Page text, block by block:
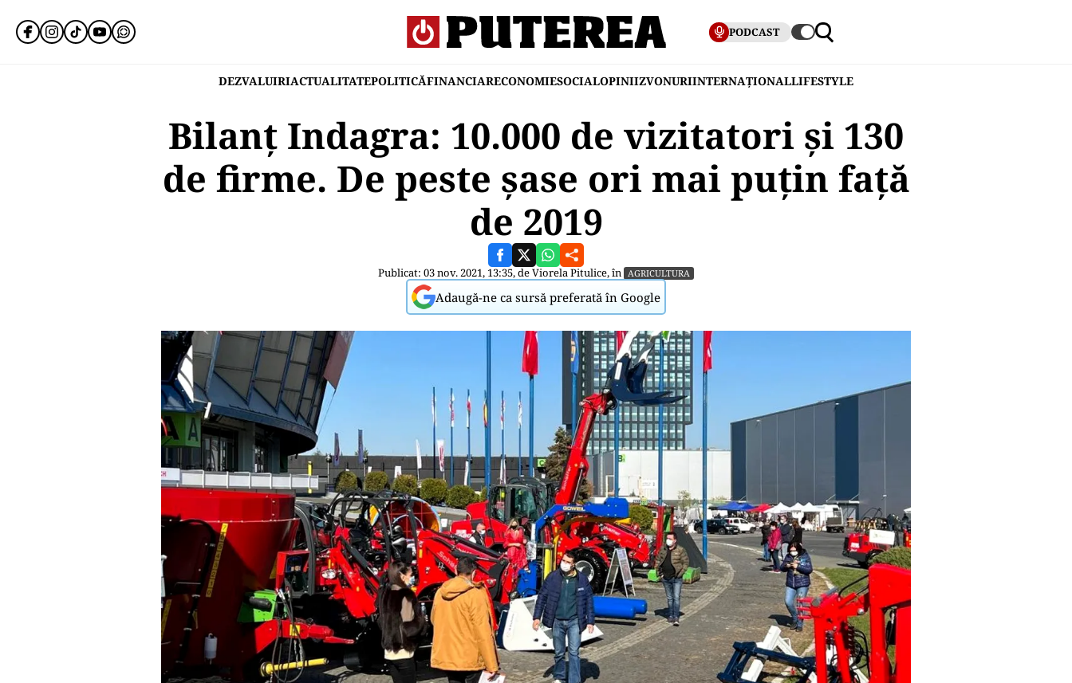
PODCAST
DEZVALUIRIACTUALITATEPOLITICĂFINANCIARECONOMIESOCIALOPINIIZVONURIINTERNAȚIONALLIFESTYLE
Bilanț Indagra: 10.000 de vizitatori și 130
de firme. De peste șase ori mai puțin față
de 2019
Publicat: 03 nov. 2021, 13:35, deViorela Pitulice, în AGRICULTURA
Adaugă-ne ca sursă preferată în Google